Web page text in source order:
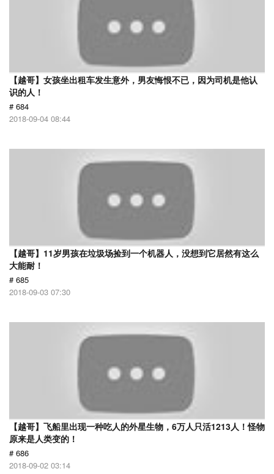
【越哥】女孩坐出租车发生意外，男友悔恨不已，因为司机是他认
识的人！
# 684
2018-09-04 08:44
【越哥】11岁男孩在垃圾场捡到一个机器人，没想到它居然有这么
大能耐！
# 685
2018-09-03 07:30
【越哥】飞船里出现一种吃人的外星生物，6万人只活1213人！怪物
原来是人类变的！
# 686
2018-09-02 03:14